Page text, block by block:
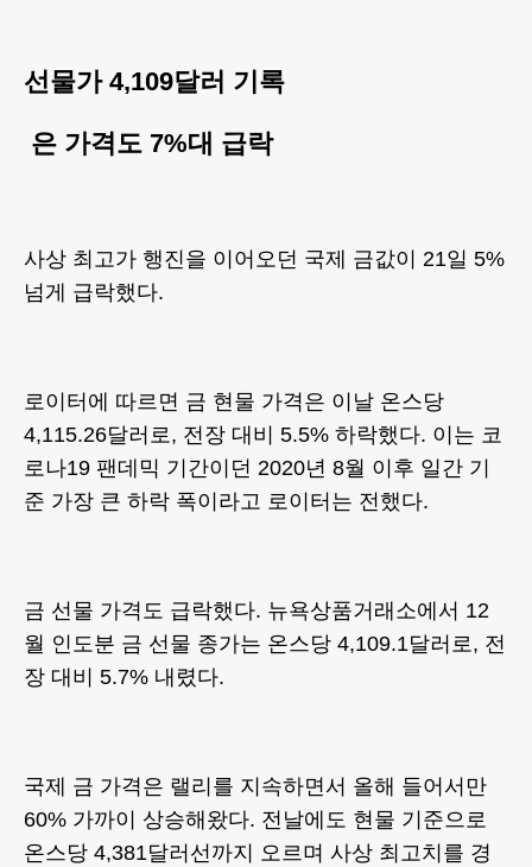
선물가 4,109달러 기록
은 가격도 7%대 급락
사상 최고가 행진을 이어오던 국제 금값이 21일 5%
넘게 급락했다.
로이터에 따르면 금 현물 가격은 이날 온스당
4,115.26달러로, 전장 대비 5.5% 하락했다. 이는 코
로나19 팬데믹 기간이던 2020년 8월 이후 일간 기
준 가장 큰 하락 폭이라고 로이터는 전했다.
금 선물 가격도 급락했다. 뉴욕상품거래소에서 12
월 인도분 금 선물 종가는 온스당 4,109.1달러로, 전
장 대비 5.7% 내렸다.
국제 금 가격은 랠리를 지속하면서 올해 들어서만
60% 가까이 상승해왔다. 전날에도 현물 기준으로
온스당 4,381달러선까지 오르며 사상 최고치를 경